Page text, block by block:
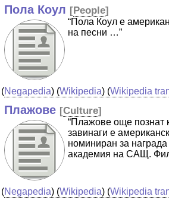
Пола Коул [People]
“Пола Коул е
на песни …”
(Negapedia) (Wikipedia) (Wikipedia
Плажове [Culture]
“Плажове още познат
завинаги е
номиниран за
академия на САЩ.
(Negapedia) (Wikipedia) (Wikipedia